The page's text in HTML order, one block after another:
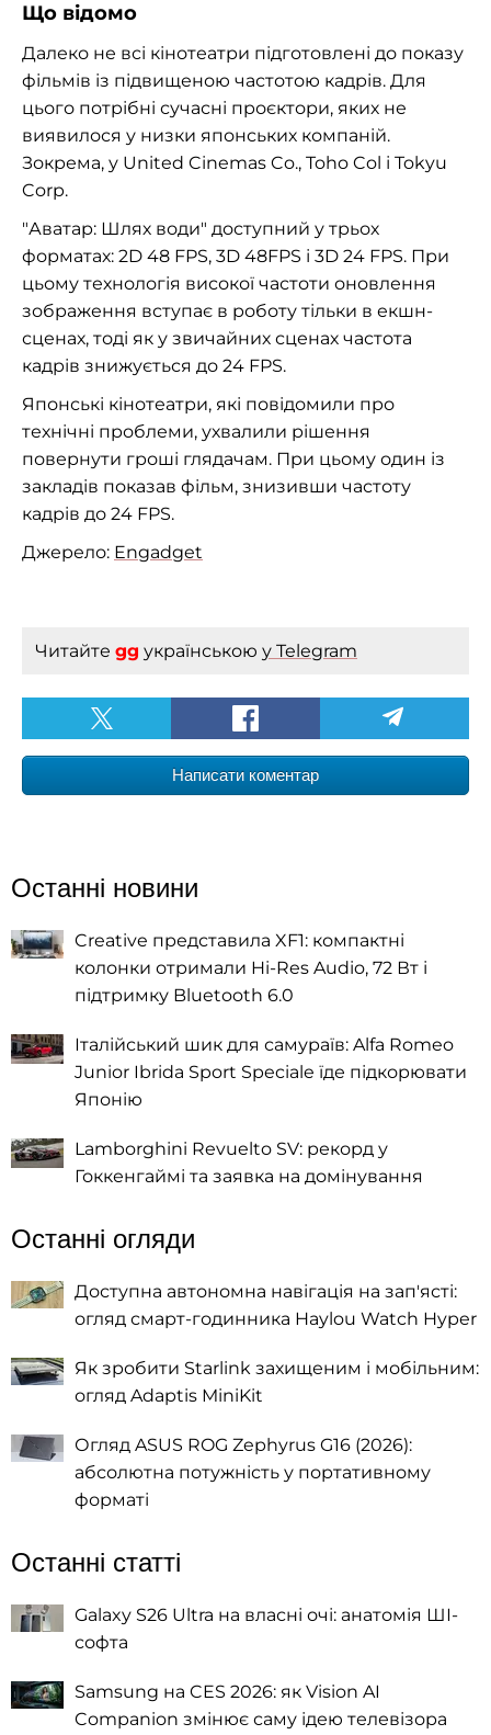
Що відомо
Далеко не всі кінотеатри підготовлені до показу
фільмів із підвищеною частотою кадрів. Для
цього потрібні сучасні проєктори, яких не
виявилося у низки японських компаній.
Зокрема, у United Cinemas Co., Toho Col і Tokyu
Corp.
"Аватар: Шлях води" доступний у трьох
форматах: 2D 48 FPS, 3D 48FPS і 3D 24 FPS. При
цьому технологія високої частоти оновлення
зображення вступає в роботу тільки в екшн-
сценах, тоді як у звичайних сценах частота
кадрів знижується до 24 FPS.
Японські кінотеатри, які повідомили про
технічні проблеми, ухвалили рішення
повернути гроші глядачам. При цьому один із
закладів показав фільм, знизивши частоту
кадрів до 24 FPS.
Джерело: Engadget
Читайте gg українською у Telegram
Написати коментар
Останні новини
Creative представила XF1: компактні
колонки отримали Hi-Res Audio, 72 Вт і
підтримку Bluetooth 6.0
Італійський шик для самураїв: Alfa Romeo
Junior Ibrida Sport Speciale їде підкорювати
Японію
Lamborghini Revuelto SV: рекорд у
Гоккенгаймі та заявка на домінування
Останні огляди
Доступна автономна навігація на зап'ясті:
огляд смарт-годинника Haylou Watch Hyper
Як зробити Starlink захищеним і мобільним:
огляд Adaptis MiniKit
Огляд ASUS ROG Zephyrus G16 (2026):
абсолютна потужність у портативному
форматі
Останні статті
Galaxy S26 Ultra на власні очі: анатомія ШІ-
софта
Samsung на CES 2026: як Vision AI
Companion змінює саму ідею телевізора